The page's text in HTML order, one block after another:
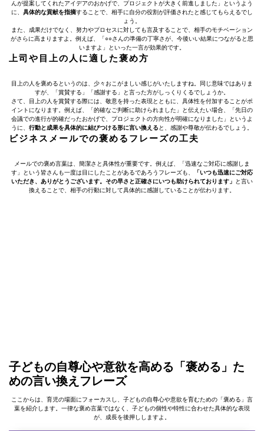
んが提案してくれたアイデアのおかげで、プロジェクトが大きく前進しました」というよう
に、 具体的な貢献を指摘することで、相手に自分の役割が評価されたと感じてもらえるでし
ょう。
また、成果だけでなく、努力やプロセスに対しても言及することで、相手のモチベーション
がさらに高まりますよ。例えば、「○○さんの準備の丁寧さが、今後いい結果につながると思
いますよ」といった一言が効果的です。
上司や目上の人に適した褒め方
目上の人を褒めるというのは、少々おこがましい感じがいたしますね。同じ意味ではありま
すが、「賞賛する」「感謝する」と言った方がしっくりくるでしょうか。
さて、目上の人を賞賛する際には、敬意を持った表現とともに、具体性を付加することがポ
イントになります。例えば、「的確なご判断に助けられました」と伝えたい場合、「先日の
会議での進行が的確だったおかげで、プロジェクトの方向性が明確になりました」というよ
うに、 行動と成果を具体的に結びつける形に言い換える と、感謝や尊敬が伝わるでしょう。
ビジネスメールでの褒めるフレーズの工夫
メールでの褒め言葉は、簡潔さと具体性が重要です。例えば、「迅速なご対応に感謝しま
す」という皆さんも一度は目にしたことがあるであろうフレーズも、
「いつも迅速にご対応
いただき、ありがとうございます。その早さと正確さにいつも助けられております」
と言い
換えることで、相手の行動に対して具体的に感謝していることが伝わります。
子どもの自尊心や意欲を高める「褒める」た
めの言い換えフレーズ
ここからは、育児の場面にフォーカスし、子どもの自尊心や意欲を育むための「褒める」言
葉を紹介します。一律な褒め言葉ではなく、子どもの個性や特性に合わせた具体的な表現
が、成長を後押ししますよ。